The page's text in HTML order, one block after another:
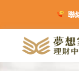
聯